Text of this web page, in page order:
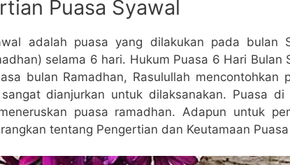
Puasa Syawal
adalah puasa yang dilakukan pada bulan
selama 6 hari. Hukum Puasa 6 Hari Bulan
bulan Ramadhan, Rasulullah mencontohkan
dianjurkan untuk dilaksanakan. Puasa
puasa ramadhan. Adapun untuk
tentang Pengertian dan Keutamaan